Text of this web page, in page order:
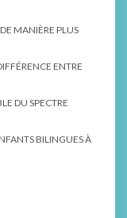
MANIÈRE PLUS
ENTRE
DU SPECTRE
BILINGUES À